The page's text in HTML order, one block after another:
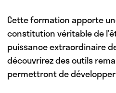
Cette formation apporte
constitution véritable de
puissance extraordinaire
découvrirez des outils
permettront de